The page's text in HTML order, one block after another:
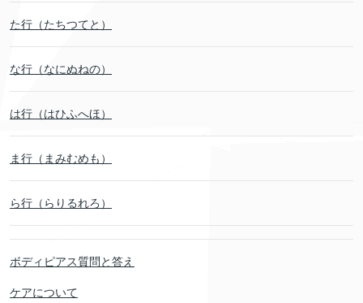
た行（たちつてと）
な行（なにぬねの）
は行（はひふへほ）
ま行（まみむめも）
ら行（らりるれろ）
ボディピアス質問と答え
ケアについて